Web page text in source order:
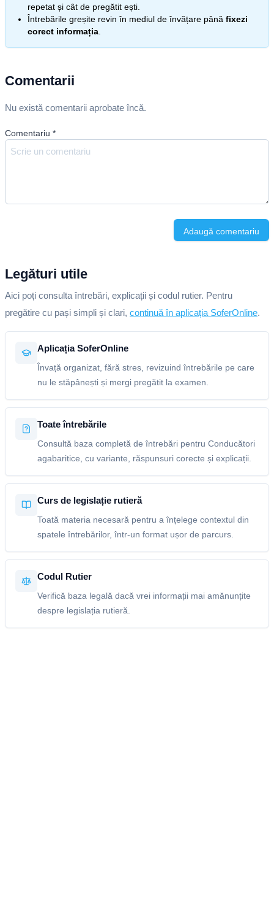
repetat și cât de pregătit ești.
Întrebările greșite revin în mediul de învățare până fixezi
corect informația
Comentarii
Nu există comentarii aprobate încă.
Comentariu *
Adaugă comentariu
Legături utile
Aici poți consulta întrebări, explicații și codul rutier. Pentru
pregătire cu pași simpli și clari, continuă în aplicația SoferOnline.
Aplicația SoferOnline
Învață organizat, fără stres, revizuind întrebările pe care
nu le stăpânești și mergi pregătit la examen.
Toate întrebările
Consultă baza completă de întrebări pentru Conducători
agabaritice, cu variante, răspunsuri corecte și explicații.
Curs de legislație rutieră
Toată materia necesară pentru a înțelege contextul din
spatele întrebărilor, într-un format ușor de parcurs.
Codul Rutier
Verifică baza legală dacă vrei informații mai amănunțite
despre legislația rutieră.